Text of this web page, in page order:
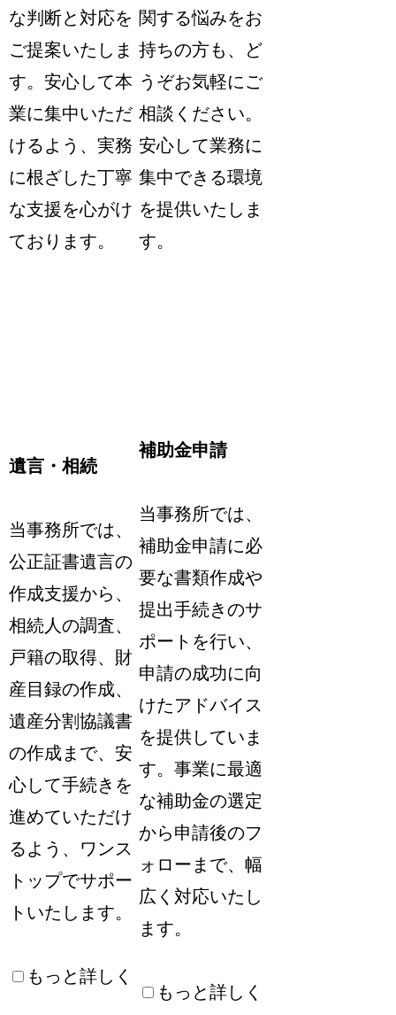
な判断と対応を
ご提案いたしま
す。安心して本
業に集中いただ
けるよう、実務
に根ざした丁寧
な支援を心がけ
ております。
関する悩みをお
持ちの方も、ど
うぞお気軽にご
相談ください。
安心して業務に
集中できる環境
を提供いたしま
す。
遺言・相続
当事務所では、
公正証書遺言の
作成支援から、
相続人の調査、
戸籍の取得、財
産目録の作成、
遺産分割協議書
の作成まで、安
心して手続きを
進めていただけ
るよう、ワンス
トップでサポー
トいたします。
もっと詳しく
補助金申請
当事務所では、
補助金申請に必
要な書類作成や
提出手続きのサ
ポートを行い、
申請の成功に向
けたアドバイス
を提供していま
す。事業に最適
な補助金の選定
から申請後のフ
ォローまで、幅
広く対応いたし
ます。
もっと詳しく